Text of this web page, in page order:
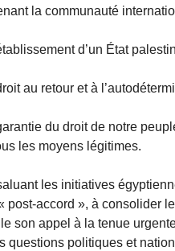
la communauté
d’un État
au retour et à
du droit de notre
les moyens légitimes.
les initiatives
post-accord », à consolider
son appel à la tenue
questions politiques et